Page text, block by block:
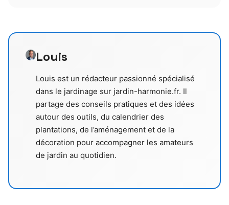
Louis
Louis est un rédacteur passionné spécialisé
dans le jardinage sur jardin-harmonie.fr. Il
partage des conseils pratiques et des idées
autour des outils, du calendrier des
plantations, de l’aménagement et de la
décoration pour accompagner les amateurs
de jardin au quotidien.